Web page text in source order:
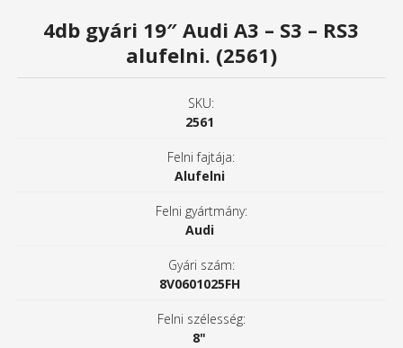
4db gyári 19″ Audi A3 – S3 – RS3
alufelni. (2561)
SKU:
2561
Felni fajtája:
Alufelni
Felni gyártmány:
Audi
Gyári szám:
8V0601025FH
Felni szélesség:
8"